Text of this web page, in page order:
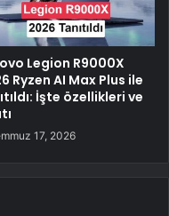
Legion R9000X
Ryzen AI Max Plus ile
İşte özellikleri ve
17, 2026